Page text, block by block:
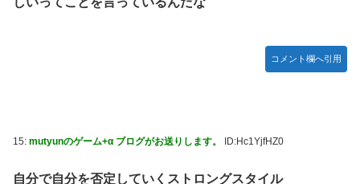
コメント欄へ引用
15: mutyunのゲーム+α ブログがお送りします。 ID:Hc1YjfHZ0
自分で自分を否定していくストロングスタイル